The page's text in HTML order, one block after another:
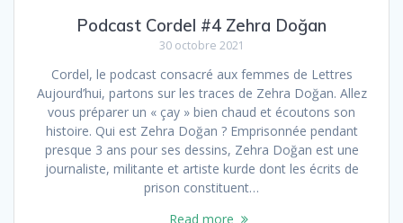
Podcast Cordel #4 Zehra Doğan
30 octobre 2021
Cordel, le podcast consacré aux femmes de Lettres
Aujourd’hui, partons sur les traces de Zehra Doğan. Allez
vous préparer un « çay » bien chaud et écoutons son
histoire. Qui est Zehra Doğan ? Emprisonnée pendant
presque 3 ans pour ses dessins, Zehra Doğan est une
journaliste, militante et artiste kurde dont les écrits de
prison constituent…
Read more